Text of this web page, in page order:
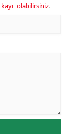
kayıt olabilirsiniz.